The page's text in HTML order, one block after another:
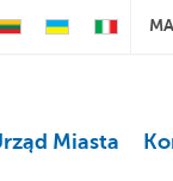
Miasta